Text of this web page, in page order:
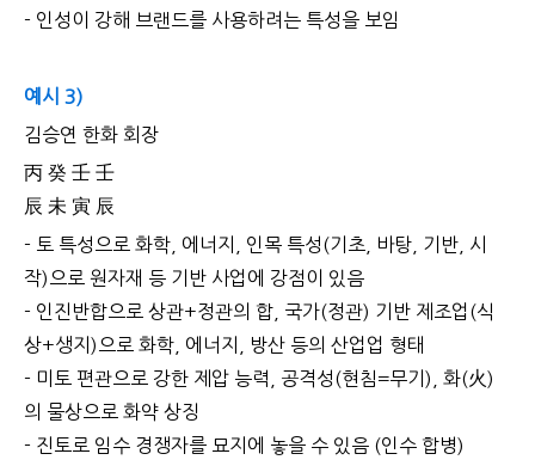
- 인성이 강해 브랜드를 사용하려는 특성을 보임
예시 3)
김승연 한화 회장
丙 癸 壬 壬
辰 未 寅 辰
- 토 특성으로 화학, 에너지, 인목 특성(기초, 바탕, 기반, 시
작)으로 원자재 등 기반 사업에 강점이 있음
- 인진반합으로 상관+정관의 합, 국가(정관) 기반 제조업(식
상+생지)으로 화학, 에너지, 방산 등의 산업업 형태
- 미토 편관으로 강한 제압 능력, 공격성(현침=무기), 화(火)
의 물상으로 화약 상징
- 진토로 임수 경쟁자를 묘지에 놓을 수 있음 (인수 합병)